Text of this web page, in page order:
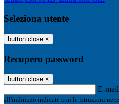
Seleziona utente
button close ×
Recupero password
button close ×
E-mail
all'indirizzo indicato con le istruzioni